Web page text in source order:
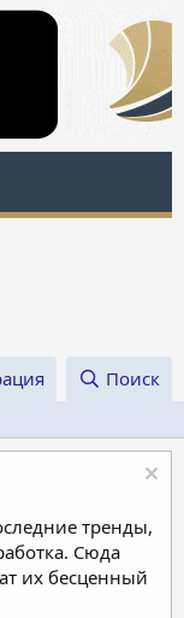
Поиск
тренды,
Сюда
их бесценный